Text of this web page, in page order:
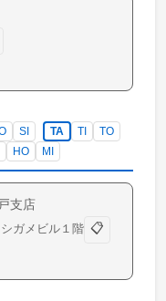
SI TA TI
TO
HO MI
支店
ガメビル１階 📋